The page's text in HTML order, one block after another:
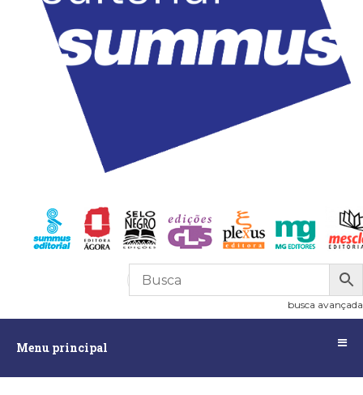
R$0,00
busca avançada
Menu principal
principalAssuntos